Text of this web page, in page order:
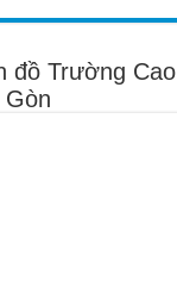
đồ Trường
Gòn